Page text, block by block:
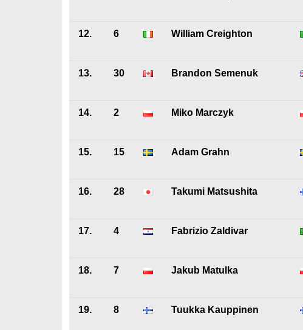
12. 6 William Creighton
13. 30 Brandon Semenuk
14. 2 Miko Marczyk
15. 15 Adam Grahn
16. 28 Takumi Matsushita
17. 4 Fabrizio Zaldivar
18. 7 Jakub Matulka
19. 8 Tuukka Kauppinen